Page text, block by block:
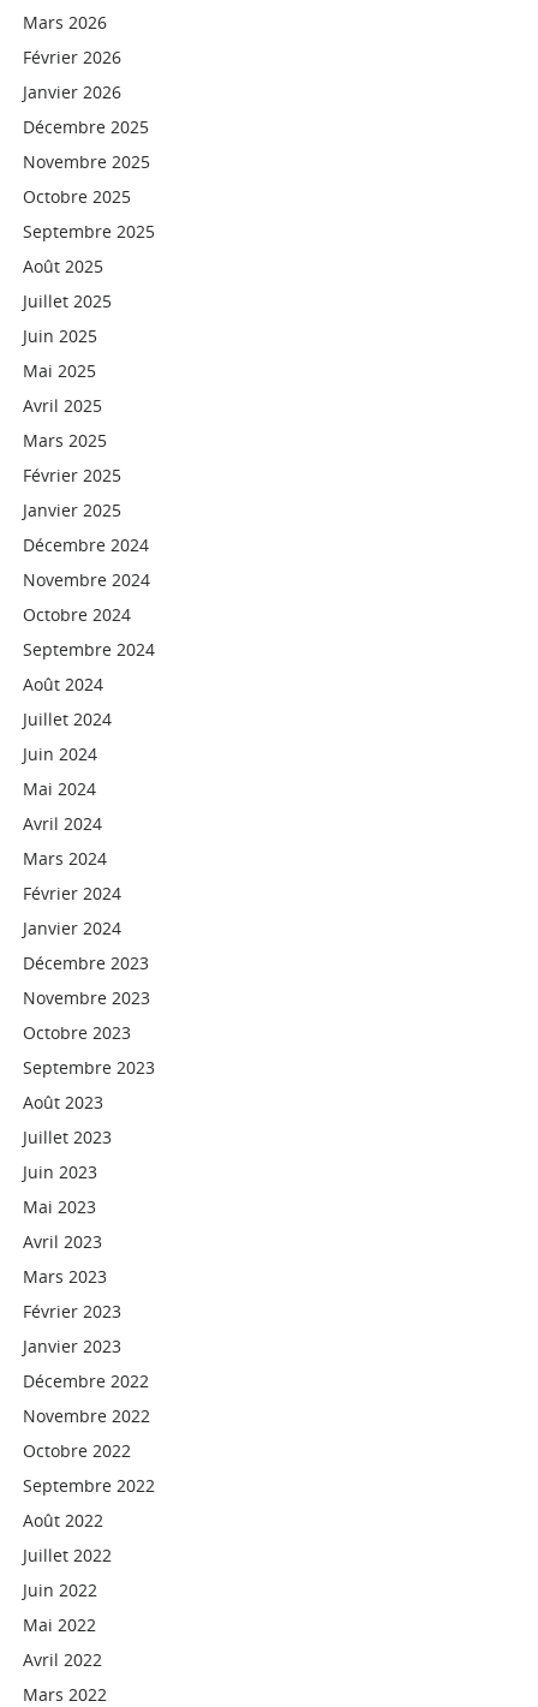
Mars 2026
Février 2026
Janvier 2026
Décembre 2025
Novembre 2025
Octobre 2025
Septembre 2025
Août 2025
Juillet 2025
Juin 2025
Mai 2025
Avril 2025
Mars 2025
Février 2025
Janvier 2025
Décembre 2024
Novembre 2024
Octobre 2024
Septembre 2024
Août 2024
Juillet 2024
Juin 2024
Mai 2024
Avril 2024
Mars 2024
Février 2024
Janvier 2024
Décembre 2023
Novembre 2023
Octobre 2023
Septembre 2023
Août 2023
Juillet 2023
Juin 2023
Mai 2023
Avril 2023
Mars 2023
Février 2023
Janvier 2023
Décembre 2022
Novembre 2022
Octobre 2022
Septembre 2022
Août 2022
Juillet 2022
Juin 2022
Mai 2022
Avril 2022
Mars 2022